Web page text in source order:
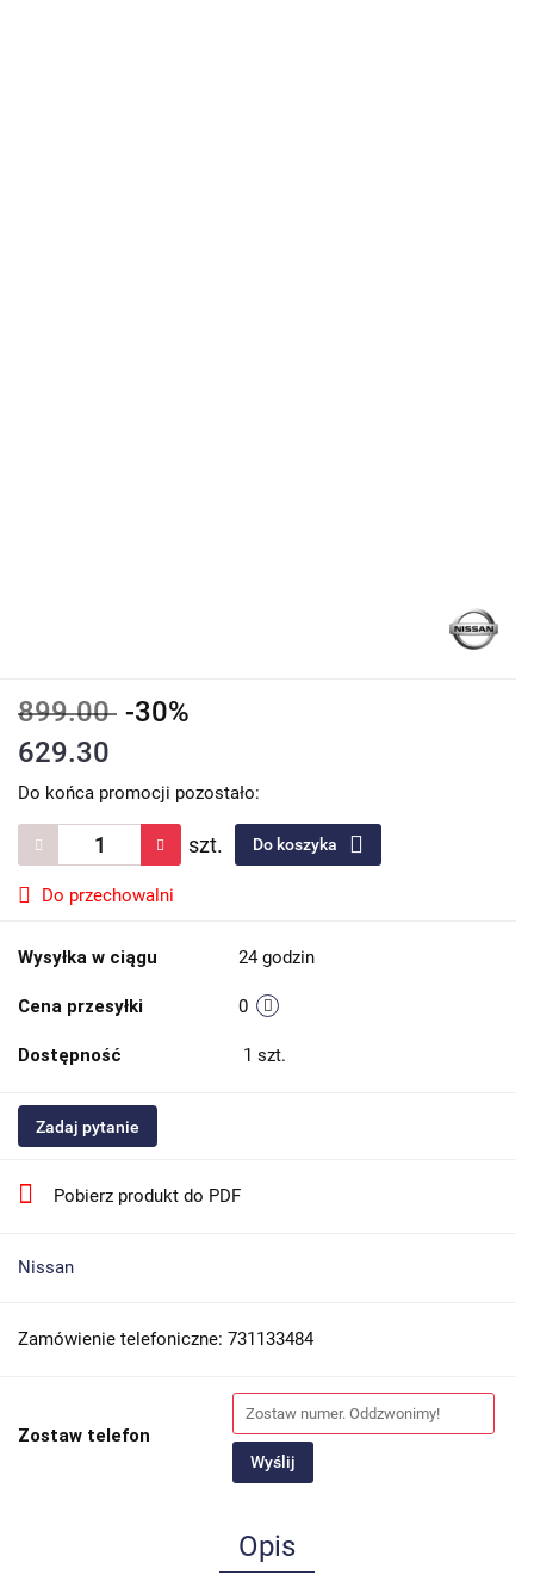
899.00 -30%
629.30
Do końca promocji pozostało:
szt. Do koszyka
Do przechowalni
Wysyłka w ciągu 24 godzin
Cena przesyłki 0
Dostępność 1 szt.
Zadaj pytanie
Pobierz produkt do PDF
Nissan
Zamówienie telefoniczne: 731133484
Zostaw telefon
Wyślij
Opis